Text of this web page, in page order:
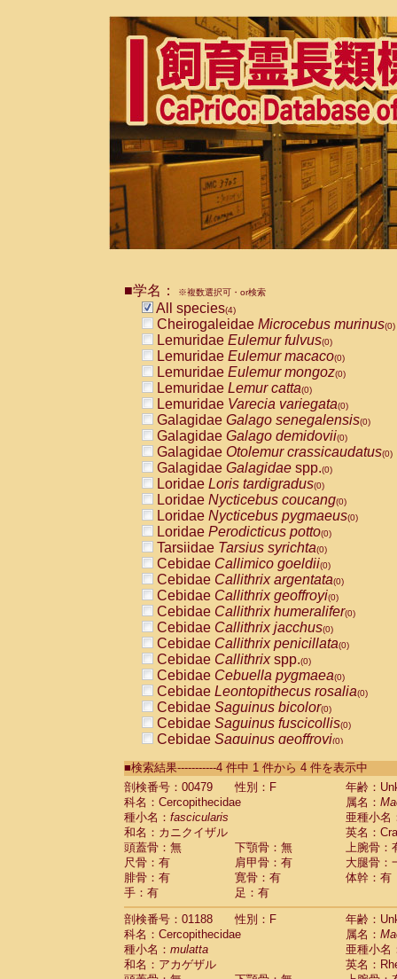
■学名： ※複数選択可・or検索
All species(4)
Cheirogaleidae Microcebus murinus(0)
Lemuridae Eulemur fulvus(0)
Lemuridae Eulemur macaco(0)
Lemuridae Eulemur mongoz(0)
Lemuridae Lemur catta(0)
Lemuridae Varecia variegata(0)
Galagidae Galago senegalensis(0)
Galagidae Galago demidovii(0)
Galagidae Otolemur crassicaudatus(0)
Galagidae Galagidae spp.(0)
Loridae Loris tardigradus(0)
Loridae Nycticebus coucang(0)
Loridae Nycticebus pygmaeus(0)
Loridae Perodicticus potto(0)
Tarsiidae Tarsius syrichta(0)
Cebidae Callimico goeldii(0)
Cebidae Callithrix argentata(0)
Cebidae Callithrix geoffroyi(0)
Cebidae Callithrix humeralifer(0)
Cebidae Callithrix jacchus(0)
Cebidae Callithrix penicillata(0)
Cebidae Callithrixspp.(0)
Cebidae Cebuella pygmaea(0)
Cebidae Leontopithecus rosalia(0)
Cebidae Saguinus bicolor(0)
Cebidae Saguinus fuscicollis(0)
Cebidae Saguinus geoffroyi(0)
CebidaeSaguinus labiatus(0)
Cebidae Saguinus leucopus (0)
CebidaeSaguinus midas
CebidaeSaguinus mystax
CebidaeSaguinus nigricollis (1)
Cebidae Saguinus oedipus
Cebidae Saguinus weddelli
Cebidae Saguinusspp.
Cebidae Aotus trivirgatus
Cebidae Cebus albifrons
CebidaeCebus apella
Cebidae
CebidaeCebus nigrivittatus
■検索結果-----------4 件中 1 件から 4 件を表示中
剖検番号：00479
性別：F
年齢：
科名：Cercopithecidae
属名：
種小名： fascicularis
亜種小名
和名：カニクイザル
英名：
頭蓋骨：無
下顎骨：無
上腕骨：
尺骨：有
肩甲骨：有
大腿骨：
腓骨：有
寛骨：有
体幹：有
手：有
足：有
剖検番号：01188
性別：F
年齢：
科名：Cercopithecidae
属名：
種小名： mulatta
亜種小名
和名：アカゲザル
英名：